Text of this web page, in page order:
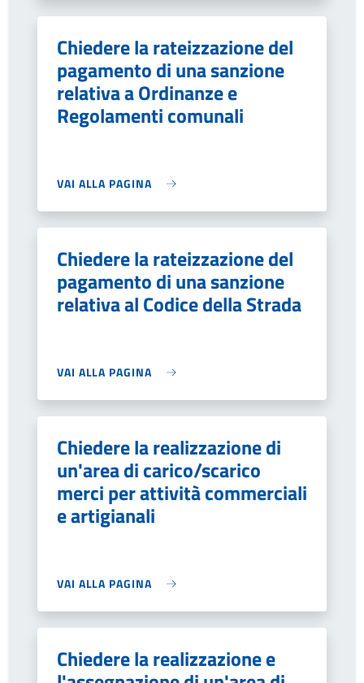
Chiedere la rateizzazione del
pagamento di una sanzione
relativa a Ordinanze e
Regolamenti comunali
VAI ALLA PAGINA
Chiedere la rateizzazione del
pagamento di una sanzione
relativa al Codice della Strada
VAI ALLA PAGINA
Chiedere la realizzazione di
un'area di carico/scarico
merci per attività commerciali
e artigianali
VAI ALLA PAGINA
Chiedere la realizzazione e